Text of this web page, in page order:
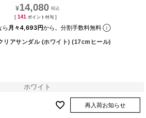
¥14,080
[ 141 ポイント付与 ]
ら 月々4,693円から。分割手数料無料
リアサンダル (ホワイト) (17cmヒール)
ホワイト
再入荷お知らせ